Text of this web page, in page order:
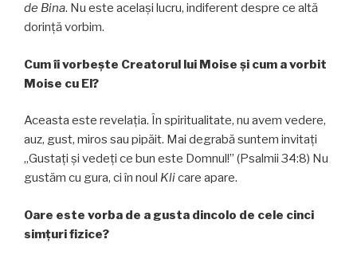
de Bina. Nu este acelaşi lucru, indiferent despre ce altă
dorință vorbim.
Cum îi vorbeşte Creatorul lui Moise și cum a vorbit
Moise cu El?
Aceasta este revelația. În spiritualitate, nu avem vedere,
auz, gust, miros sau pipăit. Mai degrabă suntem invitați
„Gustaţi şi vedeţi ce bun este Domnul!” (Psalmii 34:8) Nu
gustăm cu gura, ci în noul Klicare apare.
Oare este vorba de a gusta dincolo de cele cinci
simțuri fizice?